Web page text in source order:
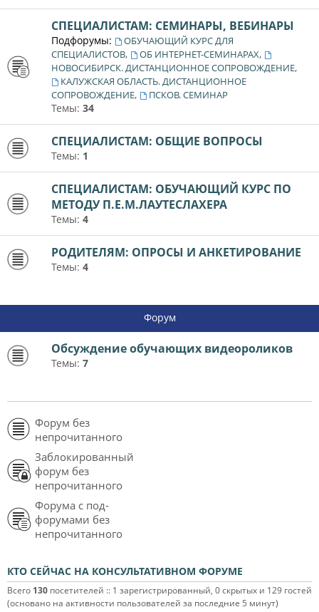
СПЕЦИАЛИСТАМ: СЕМИНАРЫ, ВЕБИНАРЫ
Подфорумы:
ОБУЧАЮЩИЙ КУРС ДЛЯ
СПЕЦИАЛИСТОВ, ОБ ИНТЕРНЕТ-СЕМИНАРАХ,
НОВОСИБИРСК. ДИСТАНЦИОННОЕ СОПРОВОЖДЕНИЕ,
КАЛУЖСКАЯ ОБЛАСТЬ. ДИСТАНЦИОННОЕ
СОПРОВОЖДЕНИЕ, ПСКОВ. СЕМИНАР
Темы: 34
СПЕЦИАЛИСТАМ: ОБЩИЕ ВОПРОСЫ
Темы: 1
СПЕЦИАЛИСТАМ: ОБУЧАЮЩИЙ КУРС ПО
МЕТОДУ П.Е.М.ЛАУТЕСЛАХЕРА
Темы: 4
РОДИТЕЛЯМ: ОПРОСЫ И АНКЕТИРОВАНИЕ
Темы: 4
Форум
Обсуждение обучающих видеороликов
Темы: 7
Форум без
непрочитанного
Заблокированный
форум без
непрочитанного
Форума с под-
форумами без
непрочитанного
КТО СЕЙЧАС НА КОНСУЛЬТАТИВНОМ ФОРУМЕ
Всего 130 посетителей :: 1 зарегистрированный, 0 скрытых и 129 гостей
(основано на активности пользователей за последние 5 минут)